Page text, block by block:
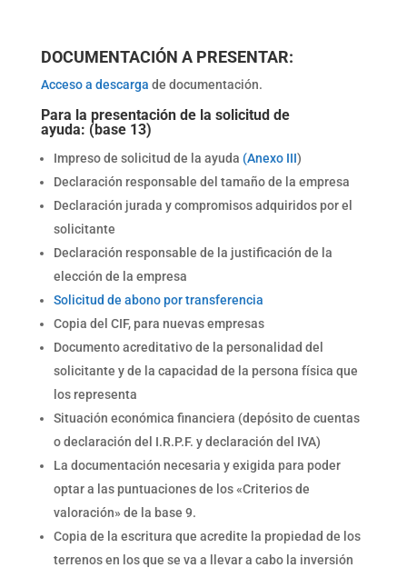
DOCUMENTACIÓN A PRESENTAR:
Acceso a descarga de documentación.
Para la presentación de la solicitud de
ayuda: (base 13)
Impreso de solicitud de la ayuda (Anexo III)
Declaración responsable del tamaño de la empresa
Declaración jurada y compromisos adquiridos por el
solicitante
Declaración responsable de la justificación de la
elección de la empresa
Solicitud de abono por transferencia
Copia del CIF, para nuevas empresas
Documento acreditativo de la personalidad del
solicitante y de la capacidad de la persona física que
los representa
Situación económica financiera (depósito de cuentas
o declaración del I.R.P.F. y declaración del IVA)
La documentación necesaria y exigida para poder
optar a las puntuaciones de los «Criterios de
valoración» de la base 9.
Copia de la escritura que acredite la propiedad de los
terrenos en los que se va a llevar a cabo la inversión